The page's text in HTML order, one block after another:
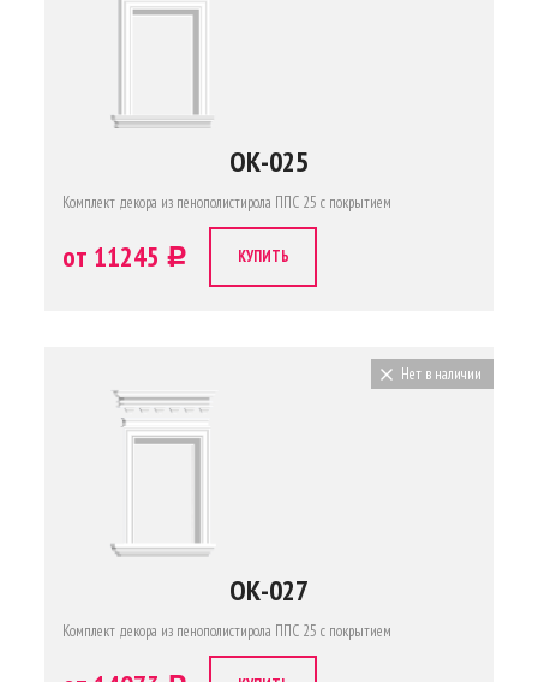
ОК-025
Комплект декора из пенополистирола ППС 25 с покрытием
от 11245 c КУПИТЬ
Нет в наличии
ОК-027
Комплект декора из пенополистирола ППС 25 с покрытием